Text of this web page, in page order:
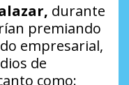
durante
premiando
empresarial,
de
como: